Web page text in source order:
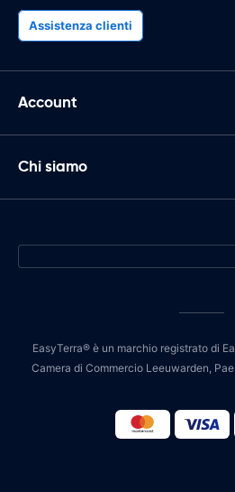
Assistenza clienti
Account
Chi siamo
EasyTerra® è un marchio registrato di
Camera di Commercio Leeuwarden,